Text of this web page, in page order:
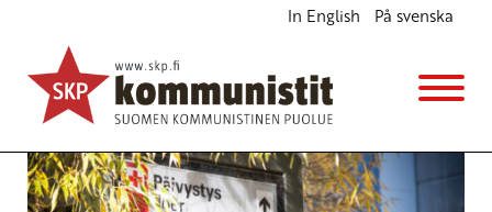
In English På svenska
Kuntavaalit 2025